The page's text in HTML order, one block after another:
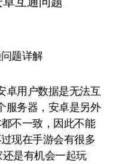
题详解
用户数据是无法互
服务器，安卓是另外
不一致，因此不能
现在手游会有很多
是有机会一起玩